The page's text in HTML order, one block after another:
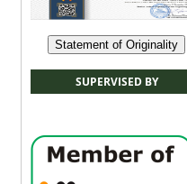
Statement of Originality
SUPERVISED BY